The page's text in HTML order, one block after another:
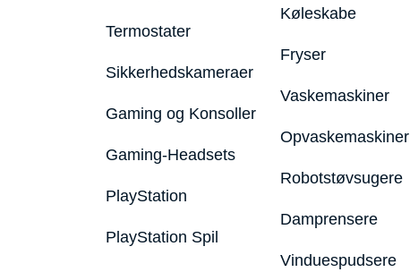
Termostater
Sikkerhedskameraer
Gaming og Konsoller
Gaming-Headsets
PlayStation
PlayStation Spil
Køleskabe
Fryser
Vaskemaskiner
Opvaskemaskiner
Robotstøvsugere
Damprensere
Vinduespudsere